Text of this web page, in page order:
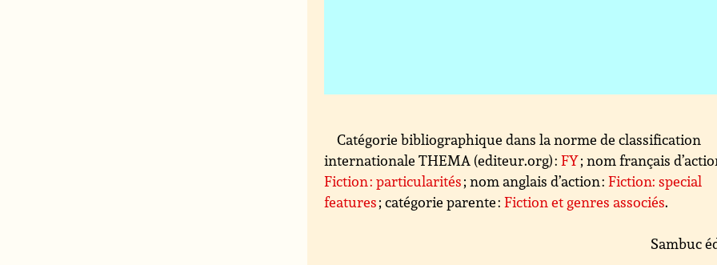
Catégorie bibliographique dans la norme de classification
internationale THEMA (editeur.org) :FY; nom français
Fiction : particularités; nom anglais d’action :Fiction: special
features; catégorie parente :Fiction et genres associés.
Sambuc